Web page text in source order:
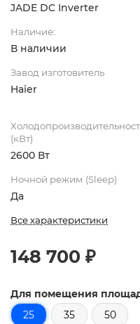
JADE DC Inverter
Наличие:
В наличии
Завод изготовитель
Haier
(кВт)
2600 Вт
Ночной режим (Sleep)
Да
Все характеристики
148 700 ₽
Для помещения
25
35 50